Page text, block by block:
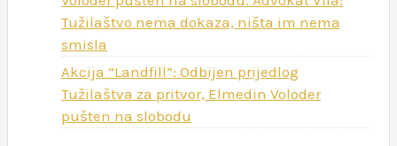
Tužilaštvo nema dokaza, ništa im nema
smisla
Akcija “Landfill”: Odbijen prijedlog
Tužilaštva za pritvor, Elmedin Voloder
pušten na slobodu